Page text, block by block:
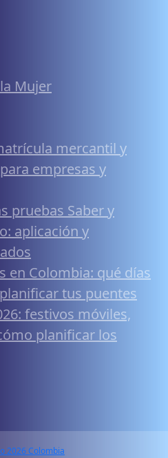
Mujer
mercantil y
empresas y
pruebas Saber y
aplicación y
en Colombia: qué días
tus puentes
festivos móviles,
planificar los
2026 Colombia